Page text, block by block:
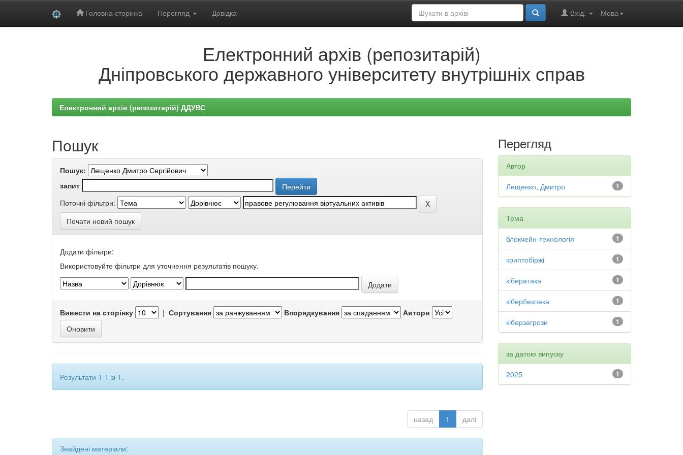
Головна сторінка Перегляд Довідка Мова
Вхід:
Електронний архів (репозитарій)
Дніпровського державного університету внутрішніх справ
Електронний архів (репозитарій) ДДУВС
Пошук
Пошук:
запит
Поточні фільтри:
Почати новий пошук
Додати фільтри:
Використовуйте фільтри для уточнення результатів пошуку.
Вивести на сторінку | Сортування Впорядкування Автори
Результати 1-1 зі 1.
назад 1 далі
Знайдені матеріали:
Перегляд
Автор
1
Лещенко, Дмитро
Тема
1
блокчейн-технологія
1
криптобіржі
1
кібератака
1
кібербезпека
1
кіберзагрози
за датою випуску
1
2025